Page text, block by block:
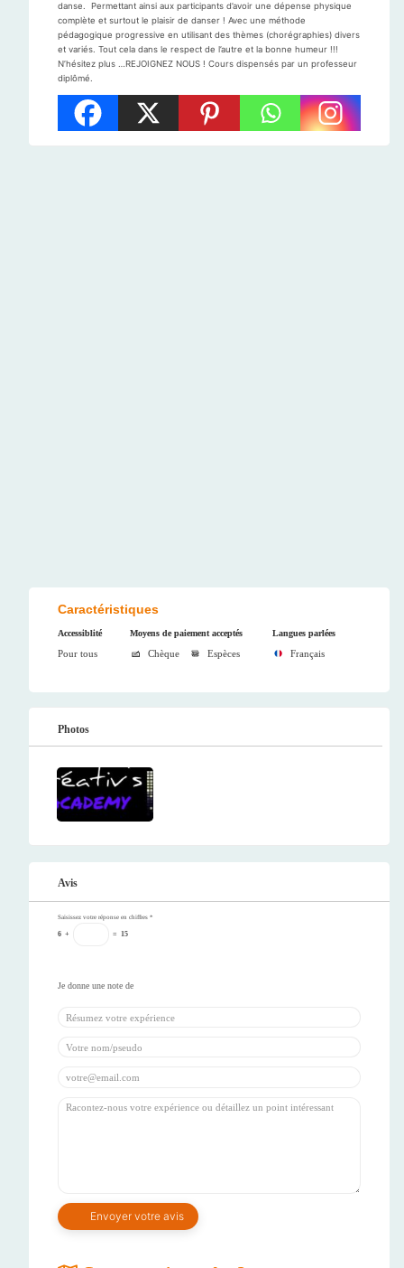
danse. Permettant ainsi aux participants d’avoir une dépense physique
complète et surtout le plaisir de danser ! Avec une méthode
pédagogique progressive en utilisant des thèmes (chorégraphies) divers
et variés. Tout cela dans le respect de l’autre et la bonne humeur !!!
N’hésitez plus …REJOIGNEZ NOUS ! Cours dispensés par un professeur
diplômé.
Caractéristiques
Accessiblité
Pour tous
Moyens de paiement acceptés
Chèque Espèces
Langues parlées
Français
Photos
Avis
Saisissez votre réponse en chiffres *
6 + = 15